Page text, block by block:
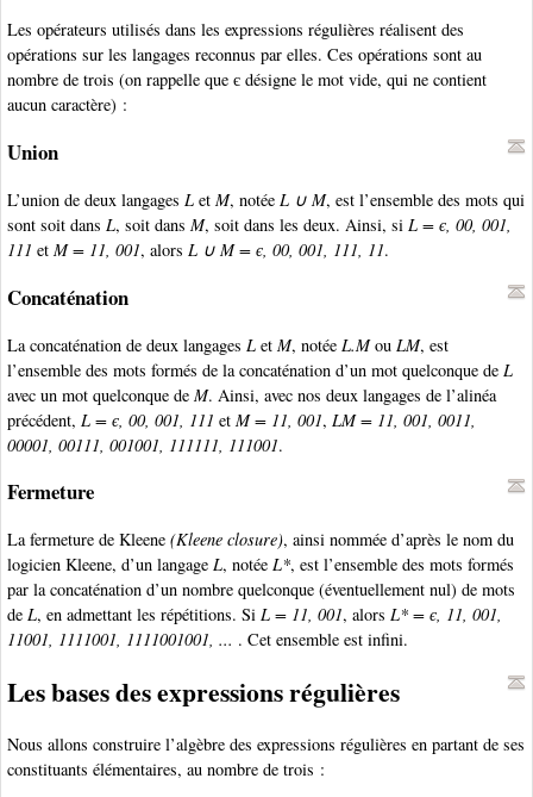
Les opérateurs utilisés dans les expressions régulières réalisent des
opérations sur les langages reconnus par elles. Ces opérations sont au
nombre de trois (on rappelle que є désigne le mot vide, qui ne contient
aucun caractère) :
Union
L’union de deux langages L et M, notée L ∪ M, est l’ensemble des mots qui
sont soit dans L, soit dans M, soit dans les deux. Ainsi, si L = є, 00, 001,
111 et M = 11, 001, alors L ∪ M = є, 00, 001, 111, 11.
Concaténation
La concaténation de deux langages L et M, notée L.Mou LM, est
l’ensemble des mots formés de la concaténation d’un mot quelconque de L
avec un mot quelconque de M. Ainsi, avec nos deux langages de l’alinéa
précédent, L = є, 00, 001, 111 et M = 11, 001, LM = 11, 001, 0011,
00001, 00111, 001001, 111111, 111001.
Fermeture
La fermeture de Kleene (Kleene closure), ainsi nommée d’après le nom du
logicien Kleene, d’un langage L, notée L*, est l’ensemble des mots formés
par la concaténation d’un nombre quelconque (éventuellement nul) de mots
de L, en admettant les répétitions. Si L = 11, 001, alors L* = є, 11, 001,
11001, 1111001, 1111001001, ... . Cet ensemble est infini.
Les bases des expressions régulières
Nous allons construire l’algèbre des expressions régulières en partant de ses
constituants élémentaires, au nombre de trois :